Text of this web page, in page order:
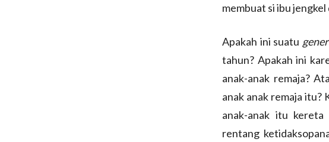
membuat si ibu
Apakah ini suatu
tahun? Apakah ini
anak-anak remaja?
anak anak remaja itu?
anak-anak itu kereta
rentang